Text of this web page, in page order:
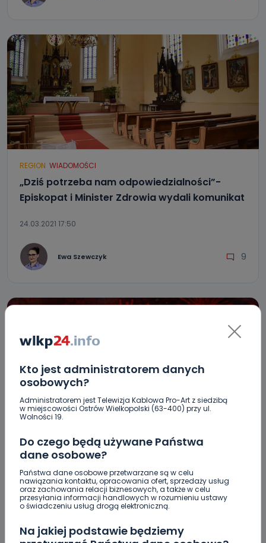
Kto jest administratorem danych
osobowych?
Administratorem jest Telewizja Kablowa Pro-Art z siedzibą
w miejscowości Ostrów Wielkopolski (63-400) przy ul.
Wolności 19.
Do czego będą używane Państwa
dane osobowe?
Państwa dane osobowe przetwarzane są w celu
nawiązania kontaktu, opracowania ofert, sprzedaży usług
oraz zachowania relacji biznesowych, a także w celu
przesyłania informacji handlowych w rozumieniu ustawy
o świadczeniu usług drogą elektroniczną.
Na jakiej podstawie będziemy
REGION WIADOMOŚCI
„Dziś potrzeba nam odpowiedzialności”-
Episkopat i Minister Zdrowia wydali komunikat
24.03.2021 17:50
Ewa Szewczyk 9
Rośnie liczba zakażonych w regionie –
najnowsze dane Ministerstwa Zdrowia
21.04.2020 08:20